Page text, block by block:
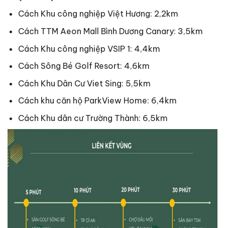
Cách Khu công nghiệp Việt Hương: 2,2km
Cách TTM Aeon Mall Bình Dương Canary: 3,5km
Cách Khu công nghiệp VSIP 1: 4,4km
Cách Sông Bé Golf Resort: 4,6km
Cách Khu Dân Cư Viet Sing: 5,5km
Cách khu căn hộ ParkView Home: 6,4km
Cách Khu dân cư Trường Thành: 6,5km